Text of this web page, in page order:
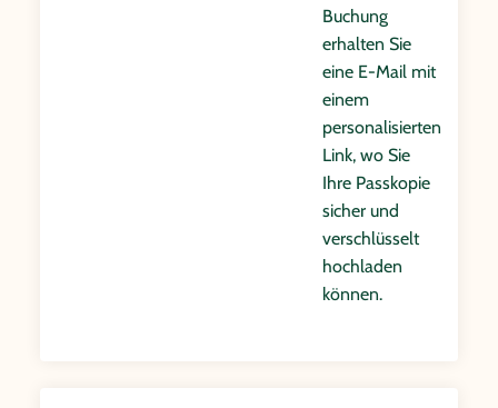
Buchung
erhalten Sie
eine E-Mail mit
einem
personalisierten
Link, wo Sie
Ihre Passkopie
sicher und
verschlüsselt
hochladen
können.